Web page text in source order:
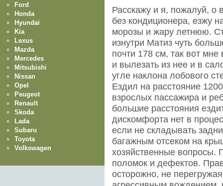
Расскажу и я, пожалуй, о
без кондиционера, езжу
морозы и жару летнюю.
изнутри Матиз чуть
почти 178 см, так вот
и вылезать из нее и в
угле наклона лобового
Ездил на расстояние
взрослых пассажира и
большие расстояния
дискомфорта нет в
если не складывать
багажным отсеком на
хозяйственные вопросы.
поломок и дефектов.
осторожно, не
Ford
Honda
Hyundai
Kia
Lexus
Mazda
Mercedes
Mitsubishi
Nissan
Opel
Peugeot
Renault
Skoda
Lada
Subaru
Toyota
Volkswagen